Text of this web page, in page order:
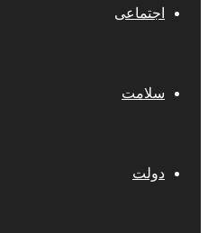
اجتماعی
سلامت
دولت